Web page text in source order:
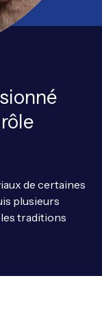
de certaines
plusieurs
les traditions